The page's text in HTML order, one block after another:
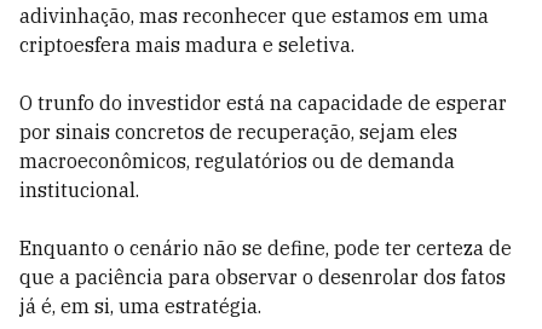
adivinhação, mas reconhecer que estamos em uma
criptoesfera mais madura e seletiva.
O trunfo do investidor está na capacidade de esperar
por sinais concretos de recuperação, sejam eles
macroeconômicos, regulatórios ou de demanda
institucional.
Enquanto o cenário não se define, pode ter certeza de
que a paciência para observar o desenrolar dos fatos
já é, em si, uma estratégia.